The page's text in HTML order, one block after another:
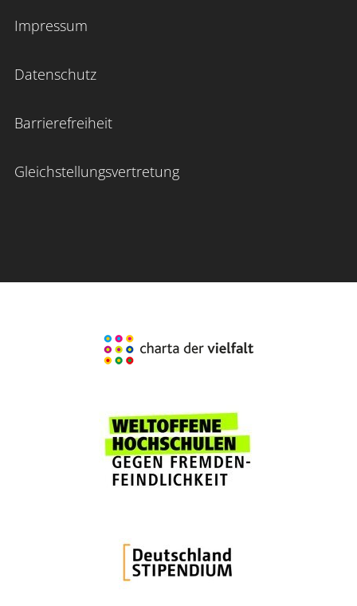
Impressum
Datenschutz
Barrierefreiheit
Gleichstellungsvertretung